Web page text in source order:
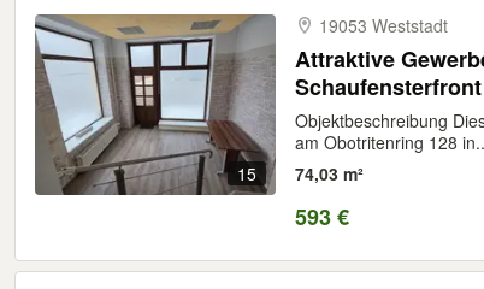
15
19053 Weststadt
Attraktive
Schaufensterfront
Objektbeschreibung
am Obotritenring 128
74,03 m²
593 €